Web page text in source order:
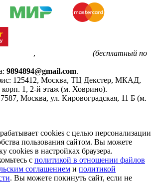
,
(бесплатный по
9894894@gmail.com.
125412, Москва, ТЦ Декстер, МКАД,
корп. 1, 2-й этаж (м. Ховрино).
, Москва, ул. Кировоградская, 11 Б (м.
сookies с целью персонализации
пользования сайтом. Вы можете
сookies в настройках браузера.
с политикой в отношении файлов
соглашением и политикой
. Вы можете покинуть сайт, если не